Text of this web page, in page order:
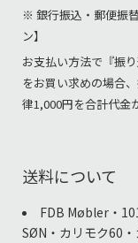
※ 銀行振込・郵便振
ン】
お支払い方法で『振
をお買い求めの場合
律1,000円を合計代金
送料について
FDB Møbler・
SØN・カリモク60